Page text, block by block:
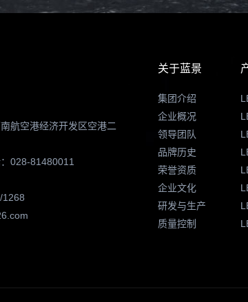
航空港经济开发区空港二
028-81480011
1268
关于蓝景
集团介绍
企业概况
领导团队
品牌历史
荣誉资质
企业文化
研发与生产
质量控制